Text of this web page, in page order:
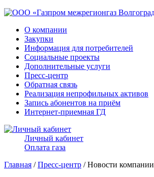
О компании
Закупки
Информация для потребителей
Социальные проекты
Дополнительные услуги
Пресс-центр
Обратная связь
Реализация непрофильных активов
Запись абонентов на приём
Интернет-приемная ГД
Личный кабинет
Оплата газа
Главная /Пресс-центр / Новости компании